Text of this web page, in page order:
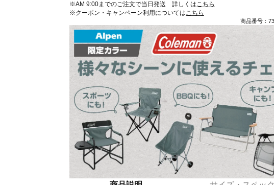
※AM 9:00までのご注文で当日発送 詳しくはこちら
※クーポン・キャンペーン利用についてはこちら
商品番号：